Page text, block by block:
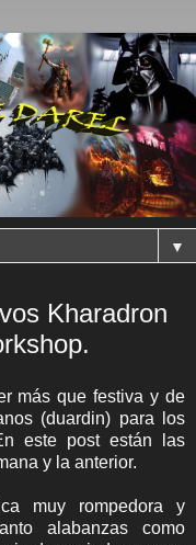
▼
Kharadron
más que festiva y de
(duardin) para los
este post están las
y la anterior.
muy rompedora y
alabanzas como